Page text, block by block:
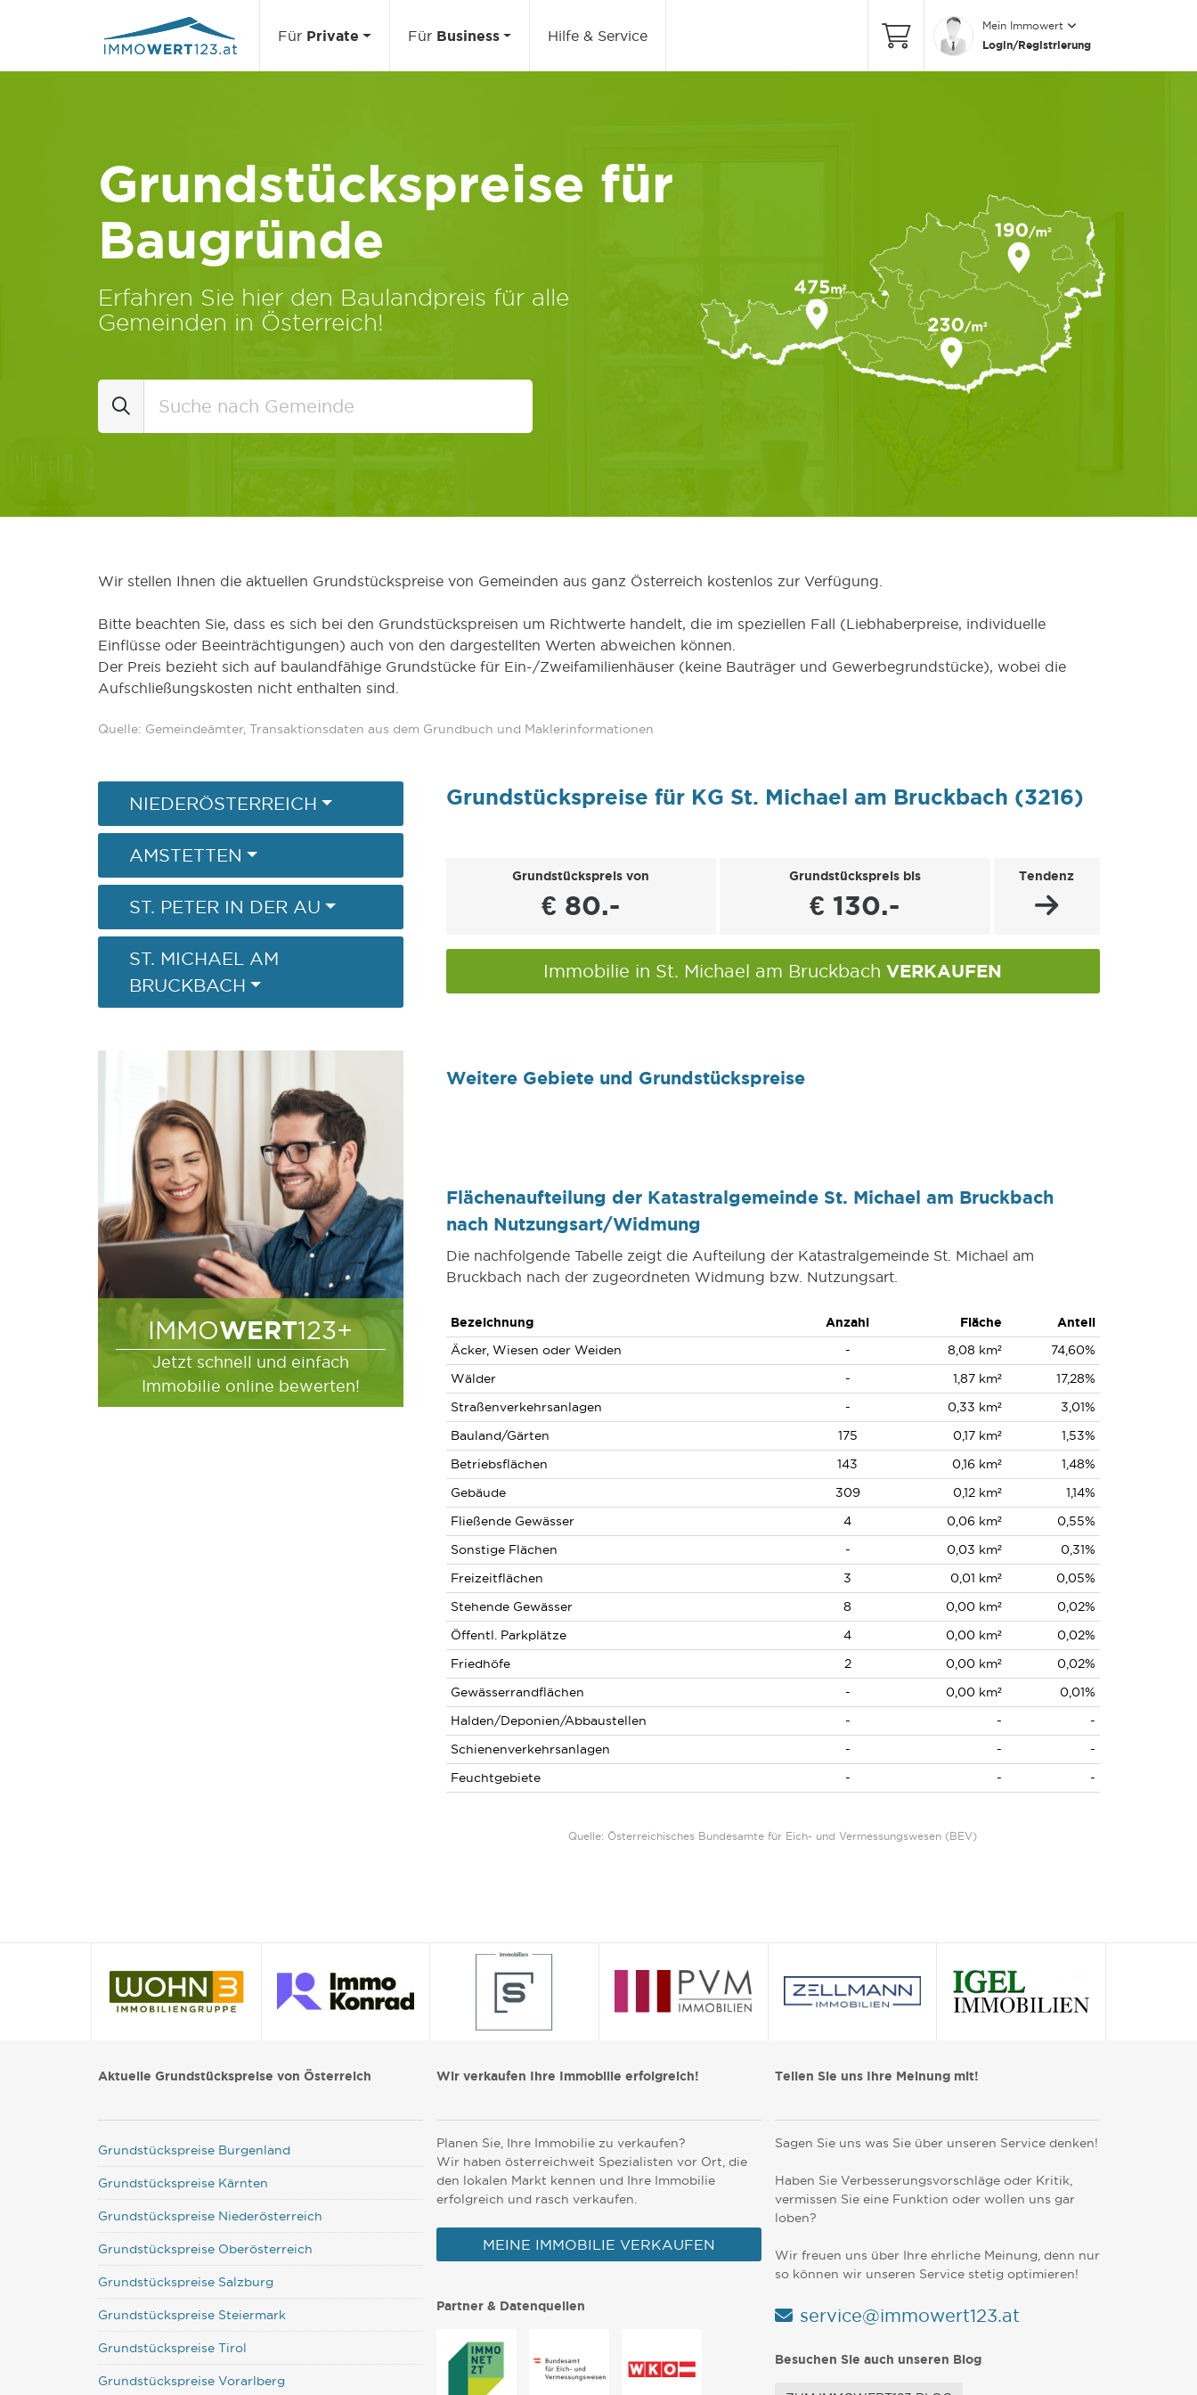
Für Private Für Business Hilfe & Service
Mein Immowert
Login/Registrierung
Grundstückspreise für
Baugründe
Erfahren Sie hier den Baulandpreis für alle
Gemeinden in Österreich!
Wir stellen Ihnen die aktuellen Grundstückspreise von Gemeinden aus ganz Österreich kostenlos zur Verfügung.
Bitte beachten Sie, dass es sich bei den Grundstückspreisen um Richtwerte handelt, die im speziellen Fall (Liebhaberpreise, individuelle
Einflüsse oder Beeinträchtigungen) auch von den dargestellten Werten abweichen können.
Der Preis bezieht sich auf baulandfähige Grundstücke für Ein-/Zweifamilienhäuser (keine Bauträger und Gewerbegrundstücke), wobei die
Aufschließungskosten nicht enthalten sind.
Quelle: Gemeindeämter, Transaktionsdaten aus dem Grundbuch und Maklerinformationen
NIEDERÖSTERREICH
AMSTETTEN
ST. PETER IN DER AU
ST. MICHAEL AM
BRUCKBACH
IMMOWERT123+
Jetzt schnell und einfach
Immobilie online bewerten!
Grundstückspreise für KG St. Michael am Bruckbach (3216)
Grundstückspreis von
€ 80.-
Grundstückspreis bis
€ 130.-
Tendenz
Immobilie in St. Michael am Bruckbach VERKAUFEN
Weitere Gebiete und Grundstückspreise
Flächenaufteilung der Katastralgemeinde St. Michael am Bruckbach
nach Nutzungsart/Widmung
Die nachfolgende Tabelle zeigt die Aufteilung der Katastralgemeinde St. Michael am
Bruckbach nach der zugeordneten Widmung bzw. Nutzungsart.
Bezeichnung Anzahl Fläche
Anteil
Äcker, Wiesen oder Weiden
- 8,08 km²
74,60%
Wälder
- 1,87 km²
17,28%
Straßenverkehrsanlagen
- 0,33 km²
3,01%
Bauland/Gärten
175 0,17 km²
1,53%
Betriebsflächen
143 0,16 km²
1,48%
Gebäude
309 0,12 km²
1,14%
Fließende Gewässer
4 0,06 km²
0,55%
Sonstige Flächen
- 0,03 km²
0,31%
Freizeitflächen
3 0,01 km²
0,05%
Stehende Gewässer
8 0,00 km²
0,02%
Öffentl. Parkplätze
4 0,00 km²
0,02%
Friedhöfe
2 0,00 km²
0,02%
Gewässerrandflächen
- 0,00 km²
0,01%
Halden/Deponien/Abbaustellen
- -
-
Schienenverkehrsanlagen
- -
-
Feuchtgebiete
- - -
Quelle: Österreichisches Bundesamte für Eich- und Vermessungswesen (BEV)
Aktuelle Grundstückspreise von Österreich
Grundstückspreise Burgenland
Grundstückspreise Kärnten
Grundstückspreise Niederösterreich
Grundstückspreise Oberösterreich
Grundstückspreise Salzburg
Grundstückspreise Steiermark
Grundstückspreise Tirol
Grundstückspreise Vorarlberg
Wir verkaufen Ihre Immobilie erfolgreich!
Planen Sie, Ihre Immobilie zu verkaufen?
Wir haben österreichweit Spezialisten vor Ort, die
den lokalen Markt kennen und Ihre Immobilie
erfolgreich und rasch verkaufen.
MEINE IMMOBILIE VERKAUFEN
Partner & Datenquellen
Teilen Sie uns Ihre Meinung mit!
Sagen Sie uns was Sie über unseren Service denken!
Haben Sie Verbesserungsvorschläge oder Kritik,
vermissen Sie eine Funktion oder wollen uns gar
loben?
Wir freuen uns über Ihre ehrliche Meinung, denn nur
so können wir unseren Service stetig optimieren!
service@immowert123.at
Besuchen Sie auch unseren Blog